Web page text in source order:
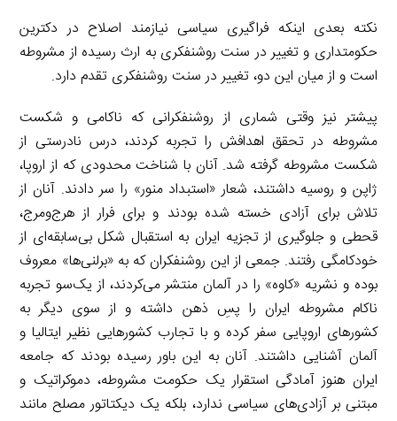
نکته بعدی اینکه فراگیری سیاسی نیازمند اصلاح در دکترین
حکومتداری و تغییر در سنت روشنفکری به ارث رسیده از مشروطه
است و از میان این دو، تغییر در سنت روشنفکری تقدم دارد.
پیشتر نیز وقتی شماری از روشنفکرانی که ناکامی و شکست
مشروطه در تحقق اهدافش را تجربه کردند، درس نادرستی از
شکست مشروطه گرفته شد. آنان با شناخت محدودی که از اروپا،
ژاپن و روسیه داشتند، شعار «استبداد منور» را سر دادند. آنان از
تلاش برای آزادی خسته شده بودند و برای فرار از هرج‌ومرج،
قحطی و جلوگیری از تجزیه ایران به استقبال شکل بی‌سابقه‌ای از
خودکامگی رفتند. جمعی از این روشنفکران که به «برلنی‌ها» معروف
بوده و نشریه «کاوه» را در آلمان منتشر می‌کردند، از یک‌سو تجربه
ناکام مشروطه ایران را پسِ ذهن داشته و از سوی دیگر به
کشورهای اروپایی سفر کرده و با تجارب کشورهایی نظیر ایتالیا و
آلمان آشنایی داشتند. آنان به این باور رسیده بودند که جامعه
ایران هنوز آمادگی استقرار یک حکومت مشروطه، دموکراتیک و
مبتنی بر آزادی‌های سیاسی ندارد، بلکه یک دیکتاتور مصلح مانند